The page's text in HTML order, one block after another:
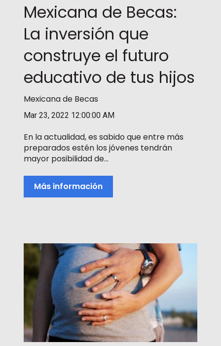
Mexicana de Becas:
La inversión que
construye el futuro
educativo de tus hijos
Mexicana de Becas
Mar 23, 2022 12:00:00 AM
En la actualidad, es sabido que entre más
preparados estén los jóvenes tendrán
mayor posibilidad de...
Más información